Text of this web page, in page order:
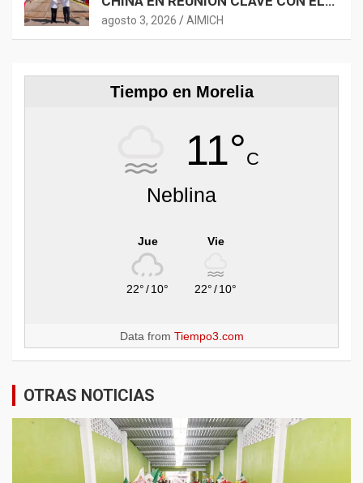
EMBAJADOR CHEN DAOJIANG
agosto 3, 2026 AIMICH
Tiempo en Morelia
11°C
Neblina
Jue
22°/10°
Vie
22°/10°
Data from Tiempo3.com
OTRAS NOTICIAS